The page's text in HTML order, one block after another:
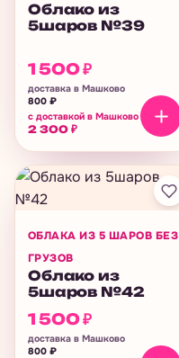
Облако из
5шаров №39
1 500₽
доставка в Машково
800 ₽
с доставкой в Машково
2 300 ₽
ОБЛАКА ИЗ 5 ШАРОВ БЕЗ
ГРУЗОВ
Облако из
5шаров №42
1 500₽
доставка в Машково
800 ₽